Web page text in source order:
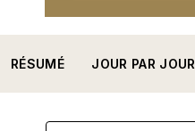
RÉSUMÉ JOUR PAR JOUR